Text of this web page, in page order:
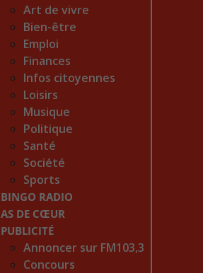
Art de vivre
Bien-être
Emploi
Finances
Infos citoyennes
Loisirs
Musique
Politique
Santé
Société
Sports
BINGO RADIO
AS DE CŒUR
PUBLICITÉ
Annoncer sur FM103,3
Concours